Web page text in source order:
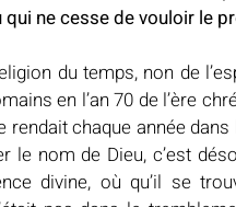
ne cesse de vouloir le
du temps, non de
en l’an 70 de l’ère
chaque année
le nom de Dieu, c’est
divine, où qu’il se